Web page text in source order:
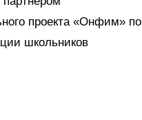
проекта «Онфим» по
школьников